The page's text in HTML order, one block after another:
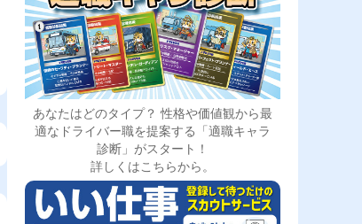
あなたはどのタイプ？ 性格や価値観から最
適なドライバー職を提案する「適職キャラ
診断」がスタート！
詳しくはこちらから。